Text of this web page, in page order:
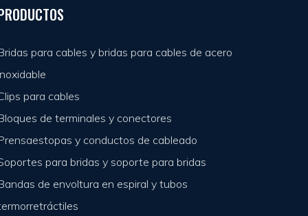
para cables y bridas para cables de acero
para cables
de terminales y conectores
y conductos de cableado
para bridas y soporte para bridas
de envoltura en espiral y tubos